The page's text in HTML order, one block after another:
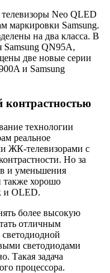
Neo QLED
маркировки Samsung.
на два класса. В
Samsung QN95A,
две новые серии
и Samsung
технологии
реальное
ЖК-телевизорами с
Но за
и уменьшения
также хорошо
и OLED.
более высокую
отличным
светодиодами
Такая задача
процессора.